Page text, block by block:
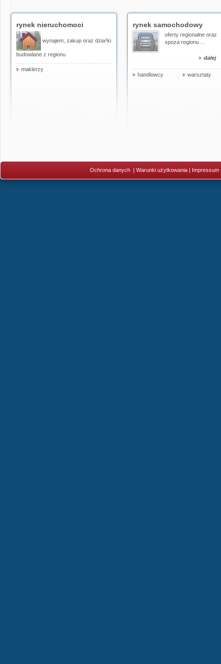
rynek nieruchomoci
wynajem, zakup oraz dzia³ki
budowlane z regionu
maklerzy
rynek samochodowy
oferty regionalne oraz
spoza regionu ...
dalej
handlowcy warsztaty
Ochrona danych | Warunki użytkowania | Impressum